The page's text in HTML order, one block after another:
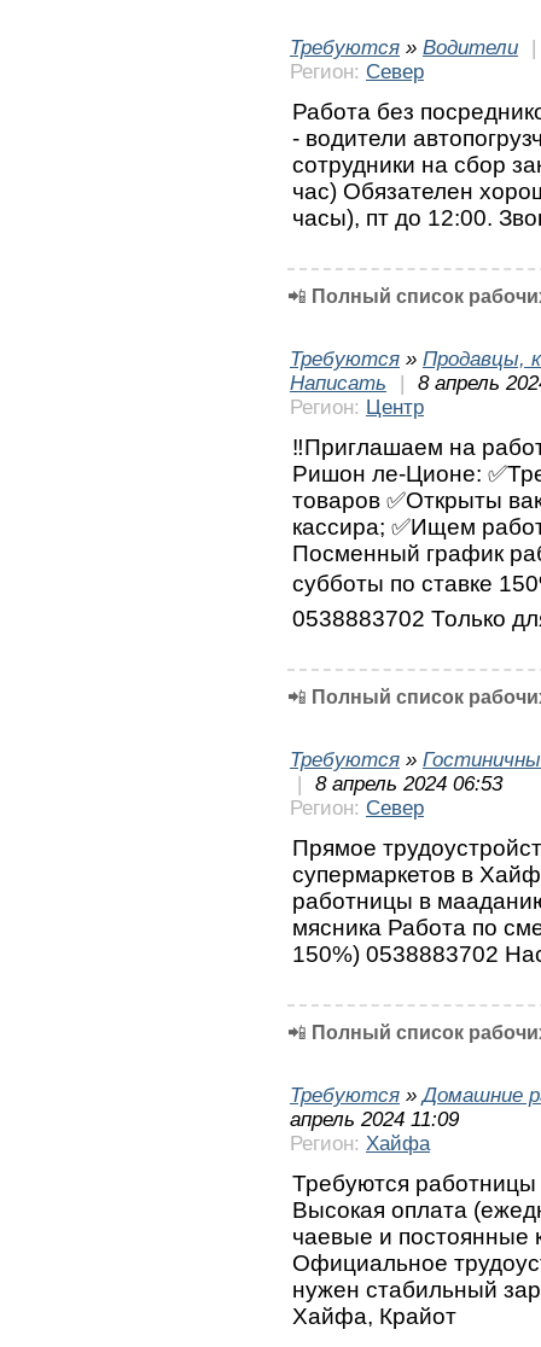
Требуются » Водители
|
Регион: Север
Работа без
- водители
сотрудники на сбор
час) Обязателен
часы), пт до 12:00.
📲 Полный список
Требуются » Продавцы,
Написать
|
8 апрель
Регион: Центр
‼️Приглашаем на
Ришон ле-Ционе:
товаров ✅Открыты
кассира; ✅Ищем
Посменный график
субботы по ставке
0538883702 Только
📲 Полный список
Требуются »
|
8 апрель 2024 06:53
Регион: Север
Прямое
супермаркетов в
работницы в
мясника Работа по
150%) 0538883702
📲 Полный список
Требуются »Домашние
апрель 2024 11:09
Регион: Хайфа
Требуются работницы
Высокая оплата
чаевые и постоянные
Официальное
нужен стабильный
Хайфа, Крайот